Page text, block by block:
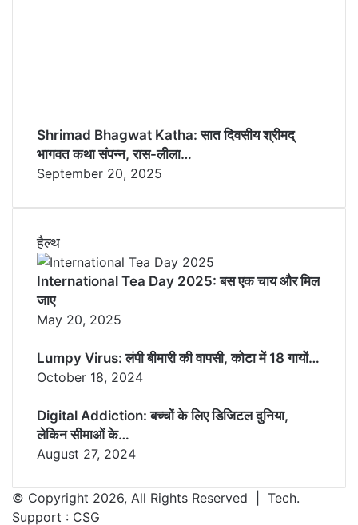
Shrimad Bhagwat Katha: सात दिवसीय श्रीमद्
भागवत कथा संपन्न, रास-लीला…
September 20, 2025
हैल्थ
International Tea Day 2025: बस एक चाय और मिल
जाए
May 20, 2025
Lumpy Virus: लंपी बीमारी की वापसी, कोटा में 18 गायों…
October 18, 2024
Digital Addiction: बच्चों के लिए डिजिटल दुनिया,
लेकिन सीमाओं के…
August 27, 2024
© Copyright 2026, All Rights Reserved | Tech.
Support : CSG